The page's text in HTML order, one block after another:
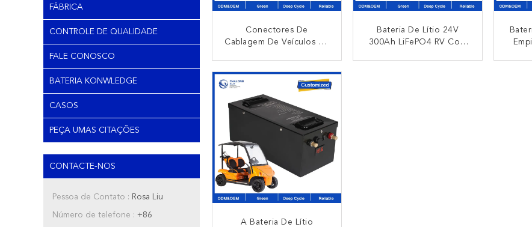
FÁBRICA
CONTROLE DE QUALIDADE
FALE CONOSCO
BATERIA KONWLEDGE
CASOS
PEÇA UMAS CITAÇÕES
CONTACTE-NOS
Pessoa de Contato : Rosa Liu
Número de telefone : +86
Conectores De
Cablagem De Veículos RV
Ônibus De Automóveis E
Equipamentos Médicos
CONTACTO
Bateria De Lítio 24V
300Ah LiFePO4 RV Com
A Bateria De Lítio